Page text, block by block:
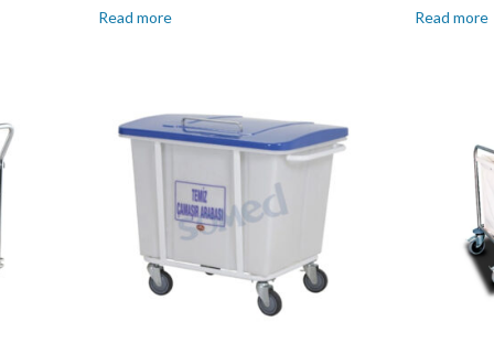
Read more Read more